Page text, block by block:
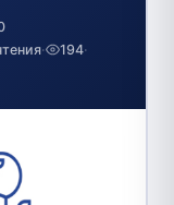
· 194·